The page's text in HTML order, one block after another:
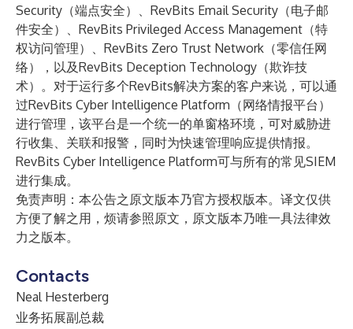
Security（端点安全）、RevBits Email Security（电子邮
件安全）、RevBits Privileged Access Management（特
权访问管理）、RevBits Zero Trust Network（零信任网
络），以及RevBits Deception Technology（欺诈技
术）。对于运行多个RevBits解决方案的客户来说，可以通
过RevBits Cyber Intelligence Platform（网络情报平台）
进行管理，该平台是一个统一的单窗格环境，可对威胁进
行收集、关联和报警，同时为快速管理响应提供情报。
RevBits Cyber Intelligence Platform可与所有的常见SIEM
进行集成。
免责声明：本公告之原文版本乃官方授权版本。译文仅供
方便了解之用，烦请参照原文，原文版本乃唯一具法律效
力之版本。
Contacts
Neal Hesterberg
业务拓展副总裁